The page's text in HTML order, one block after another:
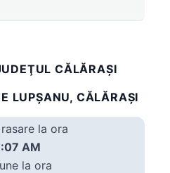
CĂLĂRAȘI
LUPŞANU, CĂLĂRAȘI
la ora
AM
la ora